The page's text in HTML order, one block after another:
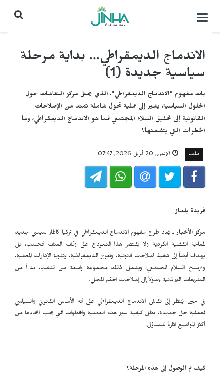
التحكم
الاندماج الديمقراطي... بداية مرحلة
سياسية جديدة (1)
بات مفهوم "الاندماج الديمقراطي"، الذي يحتل مركز النقاشات حول
الحلول السياسية، يشير إلى عملية تحول شاملة تمتد من الإصلاحات
القانونية إلى تحقيق السلام المجتمعي فما هو الاندماج الديمقراطي، وما
الخطوات التي يتضمنها؟
ملف الإثنين, 20 أبريل 2026, 07:47
فريدة يلماز
مركز الأخبار ـيُعاد طرح مفهوم الاندماج الديمقراطي في تركيا كإطار سياسي جديد
لمعالجة القضية الكردية ولا يقتصر هذا النموذج على وقف العنف فحسب، بل
يهدف أيضاً إلى تنفيذ إصلاحات قانونية، وتعزيز الديمقراطية، وتقوية الإدارات المحلية،
وترسيخ السلام المجتمعي، ويشمل ذلك مجموعة واسعة من القضايا، بدءاً من
التشريعات البرلمانية وصولاً إلى إصلاحات الحكم المحلي.
في حين يُنظر إلى نقاش الاندماج الديمقراطي على أنه الأساس القانوني والسياسي
لعملية حل جديدة، تظل كيفية سير هذه العملية والخطوات التي يجب اتخاذها من
أكثر المواضيع إثارةً للتساؤل.
كيف تم الوصول إلى هذه المرحلة؟